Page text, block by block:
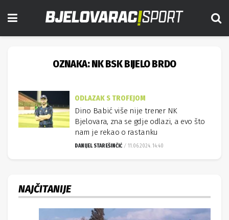
OZNAKA:NK BSK BIJELO BRDO
ODLAZAK S TROFEJOM
Dino Babić više nije trener NK
Bjelovara, zna se gdje odlazi, a evo što
nam je rekao o rastanku
DANIJEL STAREŠINČIĆ 11.06.2024. 14:40
NAJČITANIJE